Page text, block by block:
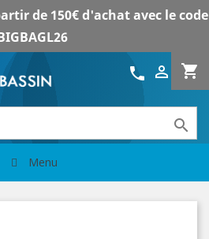
de 150€ d'achat avec le code
shopping_cart

call

Menu